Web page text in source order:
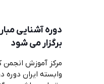
دوره آشنایی
برگزار می شود
مرکز آموزش انجمن
وابسته ایران دوره